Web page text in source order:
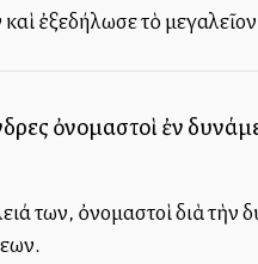
ἐξεδήλωσε τὸ
ὀνομαστοὶ ἐν
των, ὀνομαστοὶ διὰ τὴν